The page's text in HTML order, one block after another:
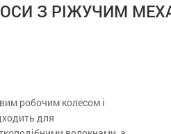
З РІЖУЧИМ
робочим колесом і
для